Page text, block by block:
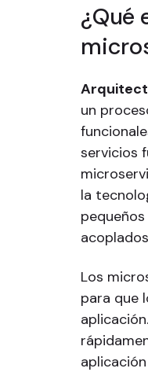
¿Qué
un
servicios
la
Los
para que